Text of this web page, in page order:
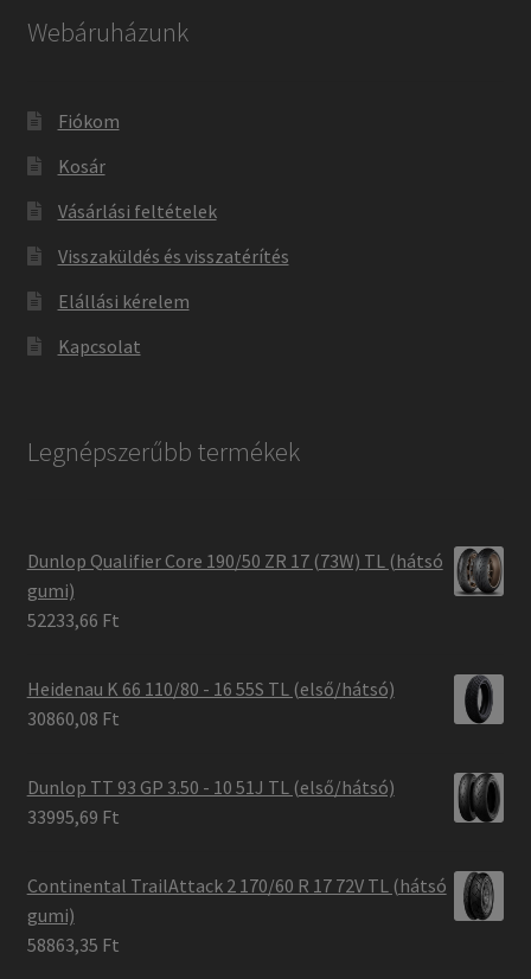
Webáruházunk
Fiókom
Kosár
Vásárlási feltételek
Visszaküldés és visszatérítés
Elállási kérelem
Kapcsolat
Legnépszerűbb termékek
Dunlop Qualifier Core 190/50 ZR 17 (73W) TL (hátsó
gumi)
52233,66 Ft
Heidenau K 66 110/80 - 16 55S TL (első/hátsó)
30860,08 Ft
Dunlop TT 93 GP 3.50 - 10 51J TL (első/hátsó)
33995,69 Ft
Continental TrailAttack 2 170/60 R 17 72V TL (hátsó
gumi)
58863,35 Ft